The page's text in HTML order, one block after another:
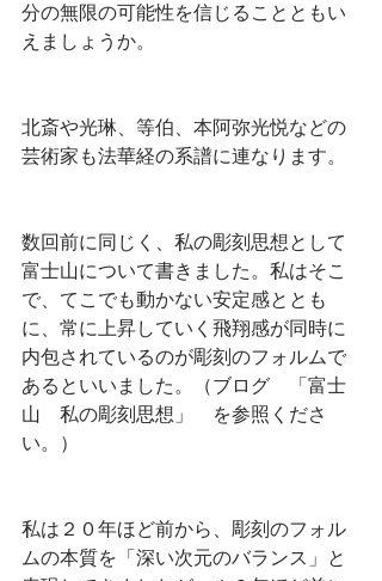
分の無限の可能性を信じることともい
えましょうか。
北斎や光琳、等伯、本阿弥光悦などの
芸術家も法華経の系譜に連なります。
数回前に同じく、私の彫刻思想として
富士山について書きました。私はそこ
で、てこでも動かない安定感ととも
に、常に上昇していく飛翔感が同時に
内包されているのが彫刻のフォルムで
あるといいました。（ブログ　「富士
山　私の彫刻思想」　を参照くださ
い。）
私は２０年ほど前から、彫刻のフォル
ムの本質を「深い次元のバランス」と